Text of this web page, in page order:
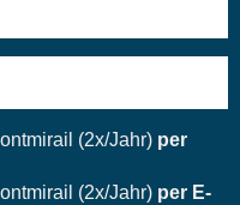
(2x/Jahr) per
(2x/Jahr) per E-